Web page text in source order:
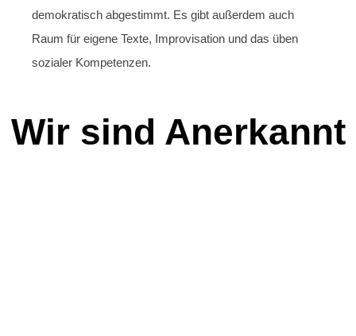
demokratisch abgestimmt. Es gibt außerdem auch
Raum für eigene Texte, Improvisation und das üben
sozialer Kompetenzen.
Wir sind Anerkannt